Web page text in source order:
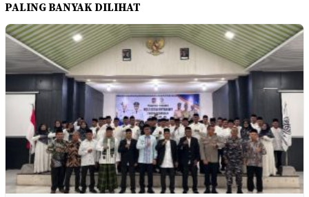
PALING BANYAK DILIHAT